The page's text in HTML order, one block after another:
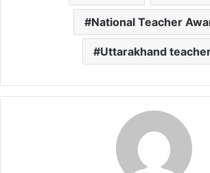
National Teacher
Uttarakhand